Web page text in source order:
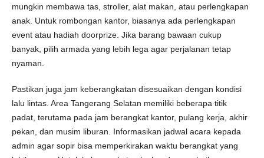
mungkin membawa tas, stroller, alat makan, atau perlengkapan
anak. Untuk rombongan kantor, biasanya ada perlengkapan
event atau hadiah doorprize. Jika barang bawaan cukup
banyak, pilih armada yang lebih lega agar perjalanan tetap
nyaman.
Pastikan juga jam keberangkatan disesuaikan dengan kondisi
lalu lintas. Area Tangerang Selatan memiliki beberapa titik
padat, terutama pada jam berangkat kantor, pulang kerja, akhir
pekan, dan musim liburan. Informasikan jadwal acara kepada
admin agar sopir bisa memperkirakan waktu berangkat yang